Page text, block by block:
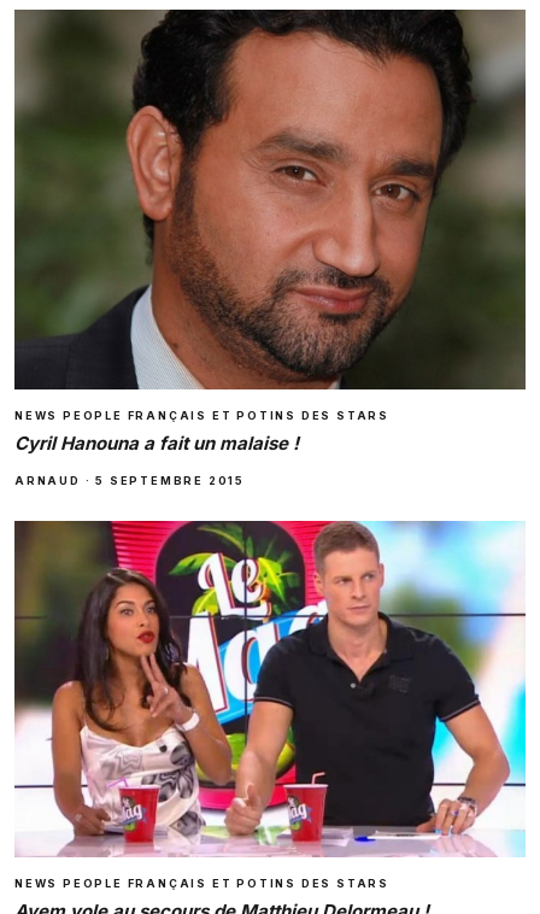
NEWS PEOPLE FRANÇAIS ET POTINS DES STARS
Cyril Hanouna a fait un malaise !
ARNAUD ·5 SEPTEMBRE 2015
NEWS PEOPLE FRANÇAIS ET POTINS DES STARS